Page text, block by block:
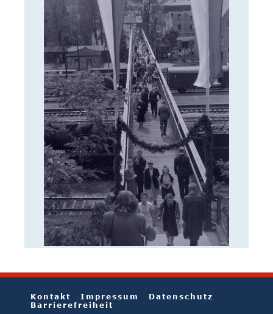
Kontakt Impressum
Datenschutz
Barrierefreiheit